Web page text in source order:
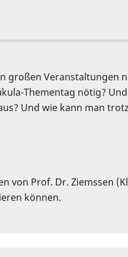
Veranstaltungen
Thementag nötig?
Und wie kann man
von Prof. Dr. Ziemssen
können.